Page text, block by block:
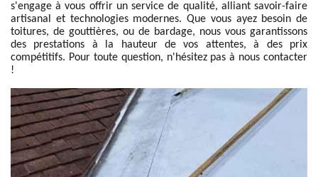
s'engage à vous offrir un service de qualité, alliant savoir-faire
artisanal et technologies modernes. Que vous ayez besoin de
toitures, de gouttières, ou de bardage, nous vous garantissons
des prestations à la hauteur de vos attentes, à des prix
compétitifs. Pour toute question, n'hésitez pas à nous contacter
!